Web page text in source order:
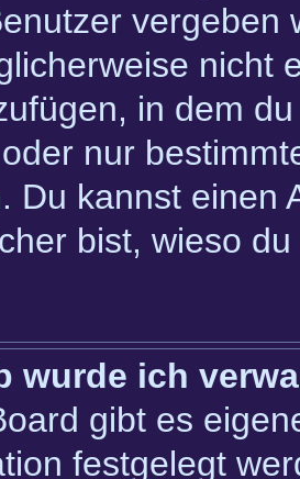
vergeben
nicht
in dem
nur
Du kannst einen
bist, wieso
wurde ich
gibt es
festgelegt